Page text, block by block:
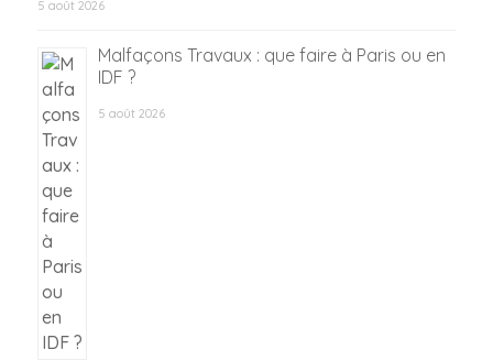
5 août 2026
Malfaçons Travaux : que faire à Paris ou en
IDF ?
5 août 2026